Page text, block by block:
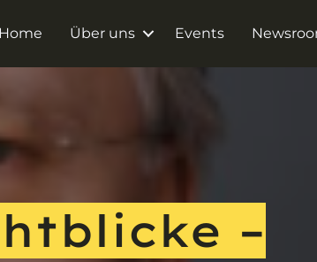
Home Über uns Events
–